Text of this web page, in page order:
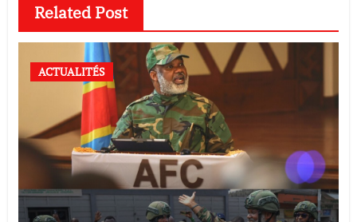
Related Post
ACTUALITÉS